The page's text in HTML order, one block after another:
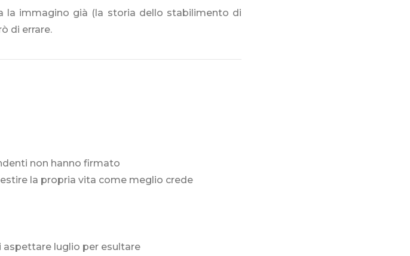
la immagino già (la storia dello stabilimento di
di errare.
non hanno firmato
la propria vita come meglio crede
aspettare luglio per esultare